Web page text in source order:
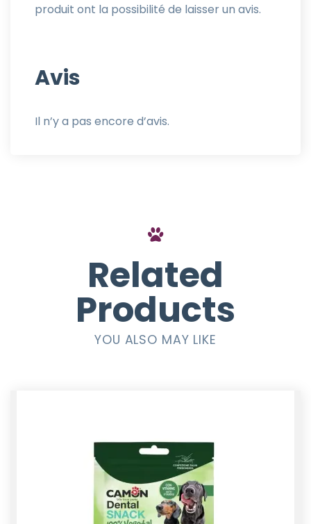
Avis
Il n’y a pas encore d’avis.
produit ont la possibilité de laisser un avis.
Related
Products
YOU ALSO MAY LIKE